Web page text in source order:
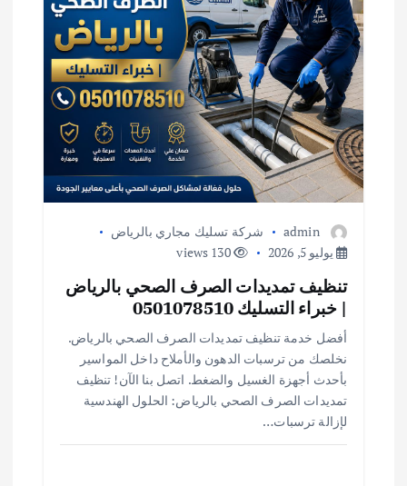
ت
admin
شركة تسليك مجاري بالرياض
يوليو 5, 2026
130 views
تنظيف تمديدات الصرف الصحي بالرياض
| خبراء التسليك 0501078510
أفضل خدمة تنظيف تمديدات الصرف الصحي بالرياض.
نخلصك من ترسبات الدهون والأملاح داخل المواسير
بأحدث أجهزة الغسيل والضغط. اتصل بنا الآن! تنظيف
تمديدات الصرف الصحي بالرياض: الحلول الهندسية
لإزالة ترسبات…